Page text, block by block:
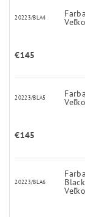
20223/BLA4
€145
20223/BLA5
€145
20223/BLA6 Black